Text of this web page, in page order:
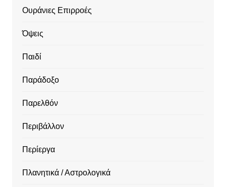
Ουράνιες Επιρροές
Όψεις
Παιδί
Παράδοξο
Παρελθόν
Περιβάλλον
Περίεργα
Πλανητικά / Αστρολογικά